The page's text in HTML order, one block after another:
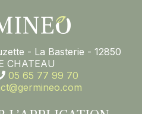
- La Basterie - 12850
CHATEAU
05 65 77 99 70